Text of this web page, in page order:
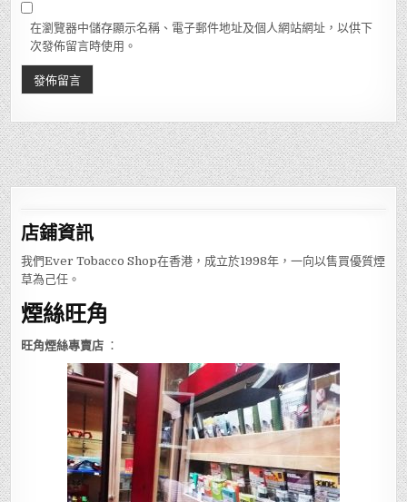
在瀏覽器中儲存顯示名稱、電子郵件地址及個人網站網址，以供下
次發佈留言時使用。
店鋪資訊
我們Ever Tobacco Shop在香港，成立於1998年，一向以售買優質煙
草為己任。
煙絲旺角
旺角煙絲專賣店 ：